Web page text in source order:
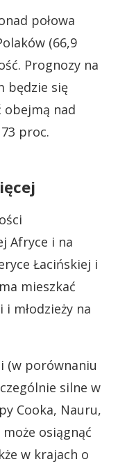
połowa
(66,9
Prognozy na
będzie się
obejmą nad
proc.
Afryce i na
Łacińskiej i
mieszkać
młodzieży na
(w porównaniu
silne w
Cooka, Nauru,
osiągnąć
w krajach o